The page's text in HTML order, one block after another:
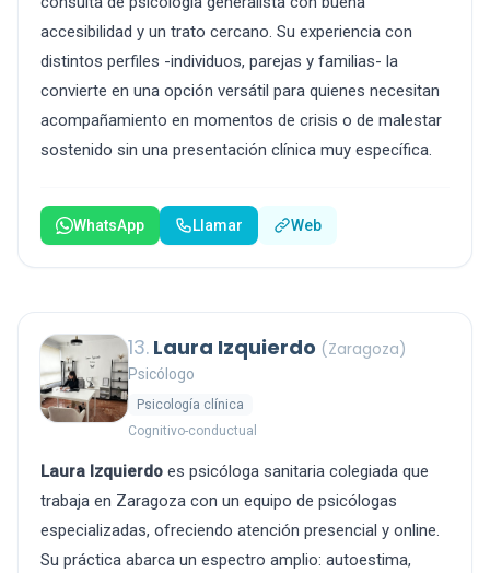
accesibilidad y un trato cercano. Su experiencia con
distintos perfiles -individuos, parejas y familias- la
convierte en una opción versátil para quienes necesitan
acompañamiento en momentos de crisis o de malestar
sostenido sin una presentación clínica muy específica.
WhatsApp Llamar Web
13. Laura Izquierdo (Zaragoza)
Psicólogo
Psicología clínica
Cognitivo-conductual
Laura Izquierdo es psicóloga sanitaria colegiada que
trabaja en Zaragoza con un equipo de psicólogas
especializadas, ofreciendo atención presencial y online.
Su práctica abarca un espectro amplio: autoestima,